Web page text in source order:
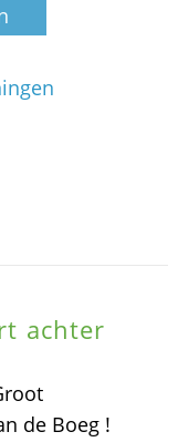
achter
de Boeg !